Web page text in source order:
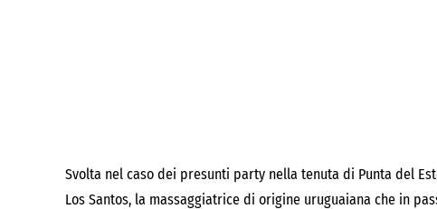
Svolta nel caso dei presunti party nella tenuta di Punta del
Los Santos, la massaggiatrice di origine uruguaiana che in